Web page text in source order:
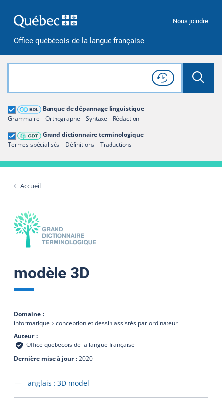
Office québécois de la langue française
Nous joindre
Rechercher dans tout le site
Lancer
Consulter l'
Historique
de recherche
Banque de dépannage linguistique
Grammaire – Orthographe – Syntaxe – Rédaction
Grand dictionnaire terminologique
Termes spécialisés – Définitions – Traductions
Grand dictionnaire terminologique
Restreindre aux termes
Accueil
modèle 3D
Domaine
informatique
conception et dessin assistés par ordinateur
Auteur
Office québécois de la langue française
Dernière mise à jour 2020
Accéder à la fiche en
anglais : 3D model